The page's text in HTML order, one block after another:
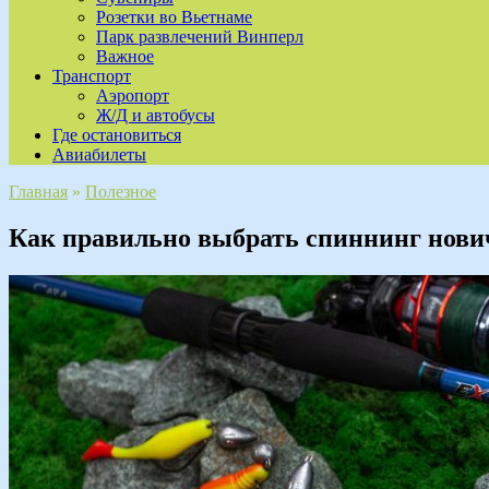
Розетки во Вьетнаме
Парк развлечений Винперл
Важное
Транспорт
Аэропорт
Ж/Д и автобусы
Где остановиться
Авиабилеты
Главная » Полезное
Как правильно выбрать спиннинг